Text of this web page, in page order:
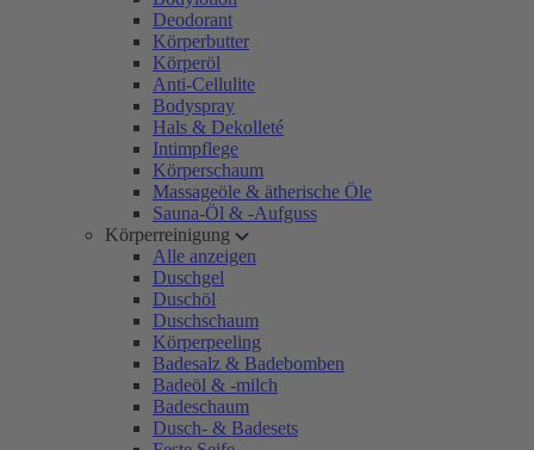
Deodorant
Körperbutter
Körperöl
Anti-Cellulite
Bodyspray
Hals & Dekolleté
Intimpflege
Körperschaum
Massageöle & ätherische Öle
Sauna-Öl & -Aufguss
Körperreinigung
Alle anzeigen
Duschgel
Duschöl
Duschschaum
Körperpeeling
Badesalz & Badebomben
Badeöl & -milch
Badeschaum
Dusch- & Badesets